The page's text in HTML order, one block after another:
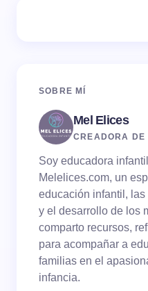
SOBRE MÍ
Mel Elices
CREADORA DE
Soy educadora
Melelices.com, un
educación infantil,
y el desarrollo de los
comparto recursos,
para acompañar a
familias en el
infancia.